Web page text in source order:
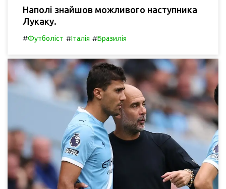
Наполі знайшов можливого наступника
Лукаку.
#Футболіст #Італія #Бразилія